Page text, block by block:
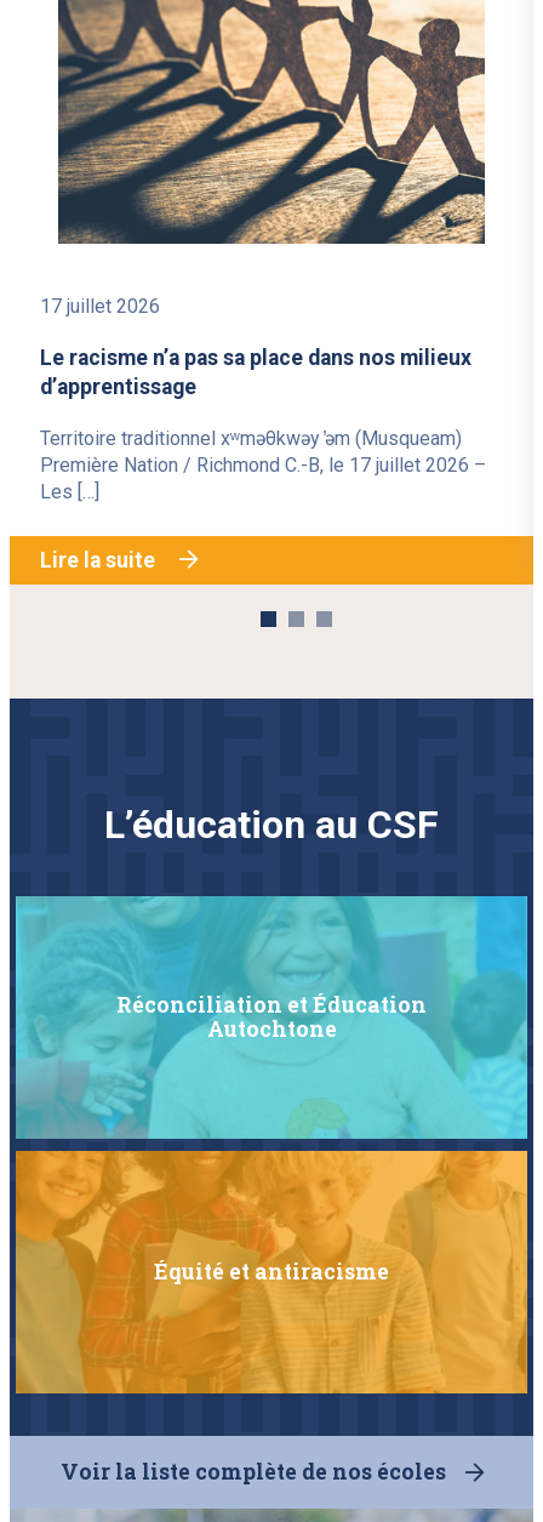
17 juillet 2026
Le racisme n’a pas sa place dans nos milieux
d’apprentissage
Territoire traditionnel xʷməθkwəy ̓əm (Musqueam)
Première Nation / Richmond C.-B, le 17 juillet 2026 –
Les […]
Lire la suite
L’éducation au CSF
Réconciliation et Éducation
Autochtone
Équité et antiracisme
Voir la liste complète de nos écoles